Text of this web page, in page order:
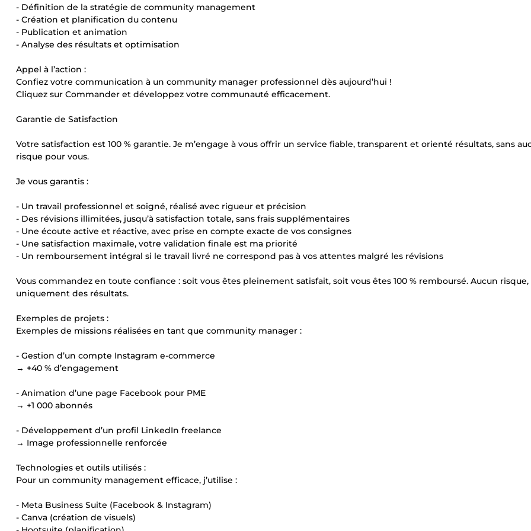
- Définition de la stratégie de community management
- Création et planification du contenu
- Publication et animation
- Analyse des résultats et optimisation
Appel à l’action :
Confiez votre communication à un community manager professionnel dès aujourd’hui !
Cliquez sur Commander et développez votre communauté efficacement.
Garantie de Satisfaction
Votre satisfaction est 100 % garantie. Je m’engage à vous offrir un service fiable, transparent et orienté résultats, sans
risque pour vous.
Je vous garantis :
- Un travail professionnel et soigné, réalisé avec rigueur et précision
- Des révisions illimitées, jusqu’à satisfaction totale, sans frais supplémentaires
- Une écoute active et réactive, avec prise en compte exacte de vos consignes
- Une satisfaction maximale, votre validation finale est ma priorité
- Un remboursement intégral si le travail livré ne correspond pas à vos attentes malgré les révisions
Vous commandez en toute confiance : soit vous êtes pleinement satisfait, soit vous êtes 100 % remboursé. Aucun risque,
uniquement des résultats.
Exemples de projets :
Exemples de missions réalisées en tant que community manager :
- Gestion d’un compte Instagram e-commerce
→ +40 % d’engagement
- Animation d’une page Facebook pour PME
→ +1 000 abonnés
- Développement d’un profil LinkedIn freelance
→ Image professionnelle renforcée
Technologies et outils utilisés :
Pour un community management efficace, j’utilise :
- Meta Business Suite (Facebook & Instagram)
- Canva (création de visuels)